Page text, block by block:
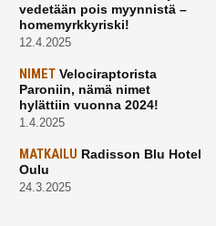
vedetään pois myynnistä –
homemyrkkyriski!
12.4.2025
NIMETVelociraptorista
Paroniin, nämä nimet
hylättiin vuonna 2024!
1.4.2025
MATKAILU Radisson Blu Hotel
Oulu
24.3.2025